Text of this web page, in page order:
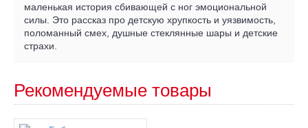
маленькая история сбивающей с ног эмоциональной
силы. Это рассказ про детскую хрупкость и уязвимость,
поломанный смех, душные стеклянные шары и детские
страхи.
Рекомендуемые товары